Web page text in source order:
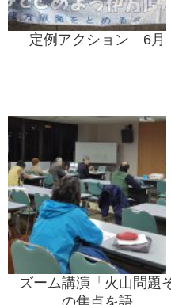
定例アクション 6月
ズーム講演「火山問題
の焦点を語